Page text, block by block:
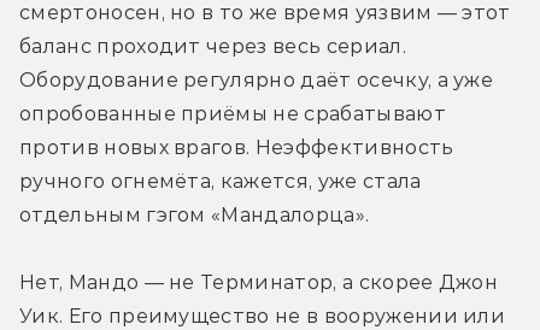
смертоносен, но в то же время уязвим — этот
баланс проходит через весь сериал.
Оборудование регулярно даёт осечку, а уже
опробованные приёмы не срабатывают
против новых врагов. Неэффективность
ручного огнемёта, кажется, уже стала
отдельным гэгом «Мандалорца».
Нет, Мандо — не Терминатор, а скорее Джон
Уик. Его преимущество не в вооружении или